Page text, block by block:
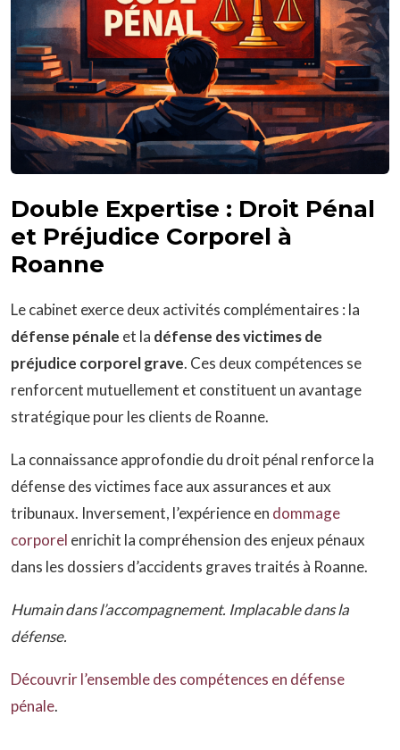
Double Expertise : Droit Pénal
et Préjudice Corporel à
Roanne
Le cabinet exerce deux activités complémentaires : la
défense pénale et la défense des victimes de
préjudice corporel grave. Ces deux compétences se
renforcent mutuellement et constituent un avantage
stratégique pour les clients de Roanne.
La connaissance approfondie du droit pénal renforce la
défense des victimes face aux assurances et aux
tribunaux. Inversement, l’expérience en dommage
corporel enrichit la compréhension des enjeux pénaux
dans les dossiers d’accidents graves traités à Roanne.
Humain dans l’accompagnement. Implacable dans la
défense.
Découvrir l’ensemble des compétences en défense
pénale.